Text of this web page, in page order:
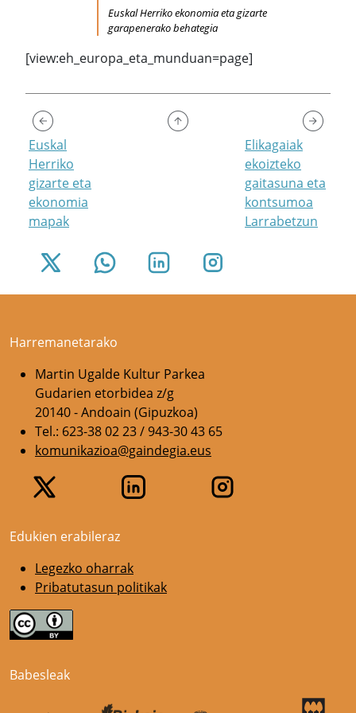
Euskal Herriko ekonomia eta gizarte
garapenerako behategia
[view:eh_europa_eta_munduan=page]
Euskal
Herriko
gizarte eta
ekonomia
mapak
Elikagaiak
ekoizteko
gaitasuna eta
kontsumoa
Larrabetzun
Harremanetarako
Martin Ugalde Kultur Parkea
Gudarien etorbidea z/g
20140 - Andoain (Gipuzkoa)
Tel.: 623-38 02 23 / 943-30 43 65
komunikazioa@gaindegia.eus
Edukien erabileraz
Legezko oharrak
Pribatutasun politikak
Babesleak